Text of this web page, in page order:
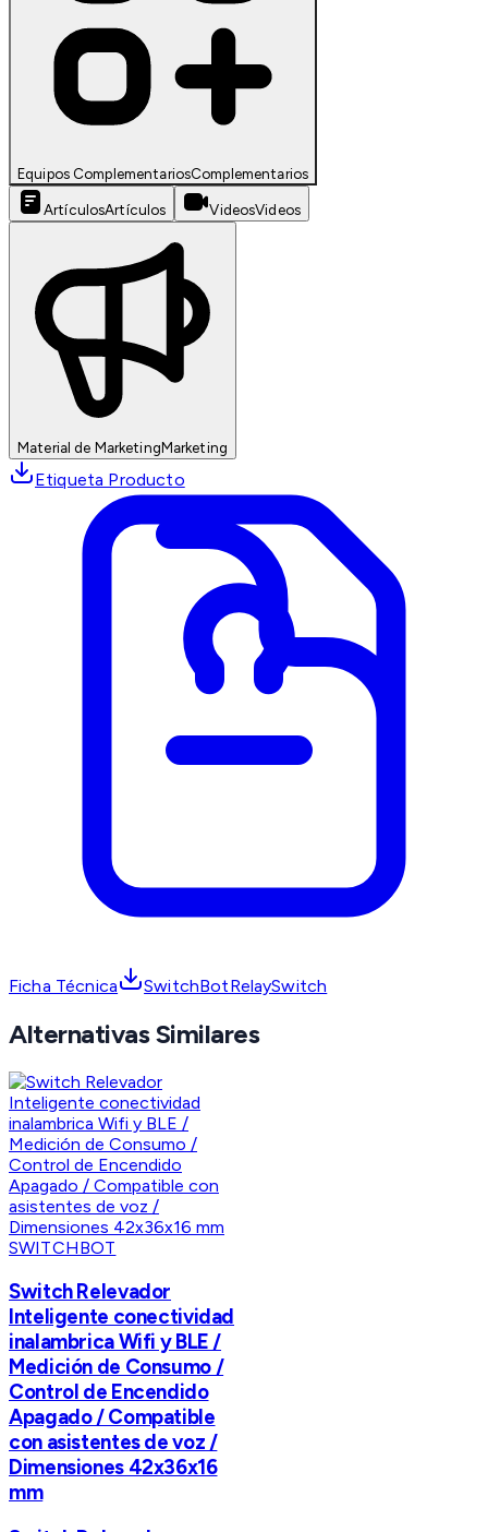
Equipos ComplementariosComplementarios
ArtículosArtículos VideosVideos
Material de MarketingMarketing
Etiqueta Producto
Ficha Técnica SwitchBotRelaySwitch
Alternativas Similares
SWITCHBOT
Switch Relevador
Inteligente conectividad
inalambrica Wifi y BLE /
Medición de Consumo /
Control de Encendido
Apagado / Compatible
con asistentes de voz /
Dimensiones 42x36x16
mm